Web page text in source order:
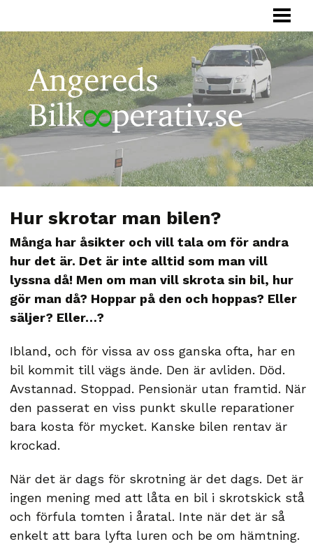
BILKOOPERATIV
HUR FUNGERAR
FÖRETAG
SAMÅKNING
OM OSS
Hur skrotar man bilen?
Många har åsikter och vill tala om för andra
hur det är. Det är inte alltid som man vill
lyssna då! Men om man vill skrota sin bil, hur
gör man då? Hoppar på den och hoppas? Eller
säljer? Eller…?
Ibland, och för vissa av oss ganska ofta, har en
bil kommit till vägs ände. Den är avliden. Död.
Avstannad. Stoppad. Pensionär utan framtid. När
den passerat en viss punkt skulle reparationer
bara kosta för mycket. Kanske bilen rentav är
krockad.
När det är dags för skrotning är det dags. Det är
ingen mening med att låta en bil i skrotskick stå
och förfula tomten i åratal. Inte när det är så
enkelt att bara lyfta luren och be om hämtning.